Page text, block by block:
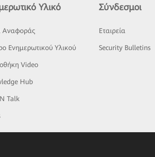
Υλικό
Αναφοράς
Ενημερωτικού Υλικού
Video
Hub
Talk
Σύνδεσμοι
Εταιρεία
Security Bulletins